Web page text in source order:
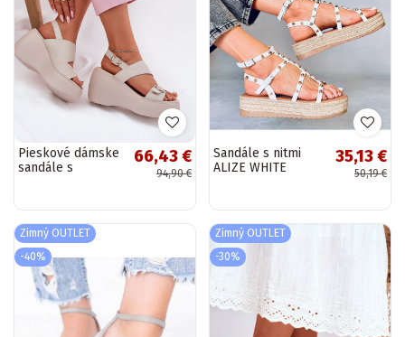
Pieskové dámske
sandále s
66,43 €
94,90 €
Sandále s nitmi
ALIZE WHITE
35,13 €
50,19 €
Zimný OUTLET
-40%
Zimný OUTLET
-30%